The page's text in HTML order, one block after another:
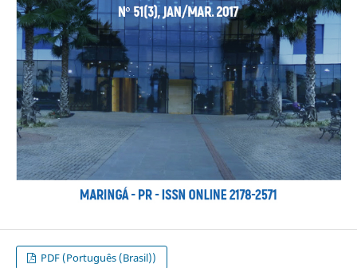
PDF (Português (Brasil))